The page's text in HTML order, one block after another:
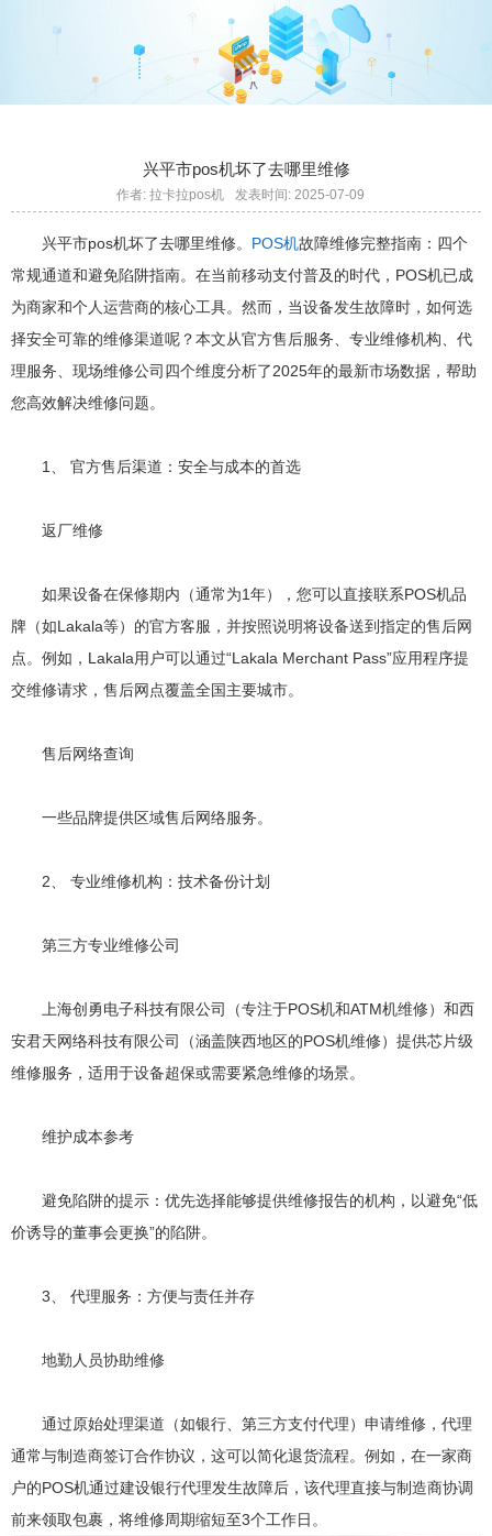
兴平市‌pos机坏了去哪里维修
作者: 拉卡拉pos机 发表时间: 2025-07-09
兴平市‌pos机坏了去哪里维修。 POS机故障维修完整指南：四个
常规通道和避免陷阱指南。在当前移动支付普及的时代，POS机已成
为商家和个人运营商的核心工具。然而，当设备发生故障时，如何选
择安全可靠的维修渠道呢？本文从官方售后服务、专业维修机构、代
理服务、现场维修公司四个维度分析了2025年的最新市场数据，帮助
您高效解决维修问题。
1、 官方售后渠道：安全与成本的首选
返厂维修
如果设备在保修期内（通常为1年），您可以直接联系POS机品
牌（如Lakala等）的官方客服，并按照说明将设备送到指定的售后网
点。例如，Lakala用户可以通过“Lakala Merchant Pass”应用程序提
交维修请求，售后网点覆盖全国主要城市。
售后网络查询
一些品牌提供区域售后网络服务。
2、 专业维修机构：技术备份计划
第三方专业维修公司
上海创勇电子科技有限公司（专注于POS机和ATM机维修）和西
安君天网络科技有限公司（涵盖陕西地区的POS机维修）提供芯片级
维修服务，适用于设备超保或需要紧急维修的场景。
维护成本参考
避免陷阱的提示：优先选择能够提供维修报告的机构，以避免“低
价诱导的董事会更换”的陷阱。
3、 代理服务：方便与责任并存
地勤人员协助维修
通过原始处理渠道（如银行、第三方支付代理）申请维修，代理
通常与制造商签订合作协议，这可以简化退货流程。例如，在一家商
户的POS机通过建设银行代理发生故障后，该代理直接与制造商协调
前来领取包裹，将维修周期缩短至3个工作日。